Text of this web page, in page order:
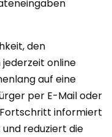
den
online
auf eine
per E-Mail oder
informiert
reduziert die